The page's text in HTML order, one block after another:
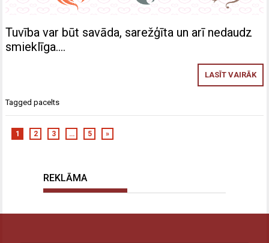
Tuvība var būt savāda, sarežģīta un arī nedaudz
smieklīga….
LASĪT VAIRĀK
Taggedpacelts
1 2 3 … 5 »
REKLĀMA